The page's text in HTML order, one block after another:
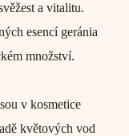
a vitalitu.
esencí geránia
množství.
v kosmetice
květových vod